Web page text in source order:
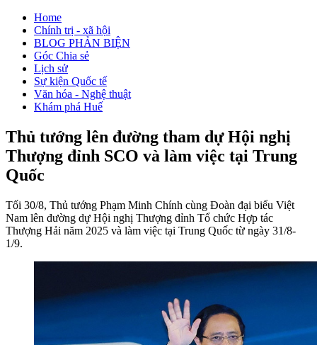
Home
Chính trị - xã hội
BLOG PHẢN BIỆN
Góc Chia sẻ
Lịch sử
Sự kiện Quốc tế
Văn hóa - Nghệ thuật
Khám phá Huế
Thủ tướng lên đường tham dự Hội nghị
Thượng đỉnh SCO và làm việc tại Trung
Quốc
Tối 30/8, Thủ tướng Phạm Minh Chính cùng Đoàn đại biểu Việt
Nam lên đường dự Hội nghị Thượng đỉnh Tổ chức Hợp tác
Thượng Hải năm 2025 và làm việc tại Trung Quốc từ ngày 31/8-
1/9.